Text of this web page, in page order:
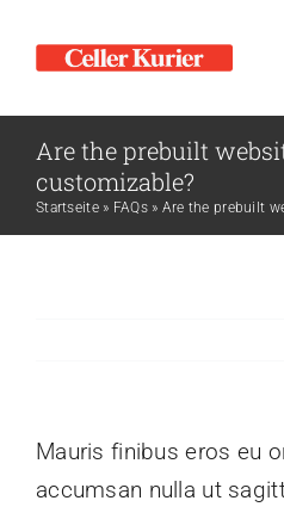
Inhalt
Home
Kontakt
Are the prebuilt
customizable?
Startseite» FAQs» Are the prebuilt
Mauris finibus eros eu
accumsan nulla ut